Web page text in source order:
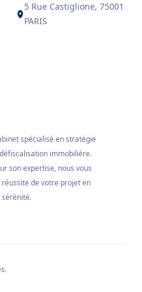
5 Rue Castiglione, 75001
PARIS
spécialisé en stratégie
immobilière.
son expertise, nous vous
de votre projet en